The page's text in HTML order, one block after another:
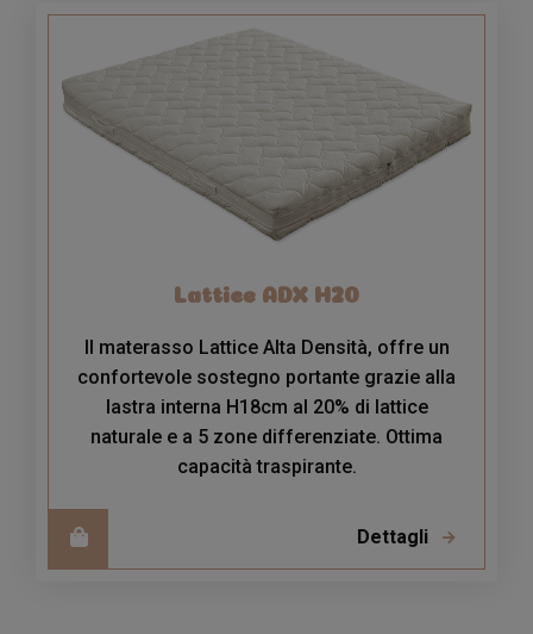
Lattice ADX H20
Il materasso Lattice Alta Densità, offre un
confortevole sostegno portante grazie alla
lastra interna H18cm al 20% di lattice
naturale e a 5 zone differenziate. Ottima
capacità traspirante.
Dettagli